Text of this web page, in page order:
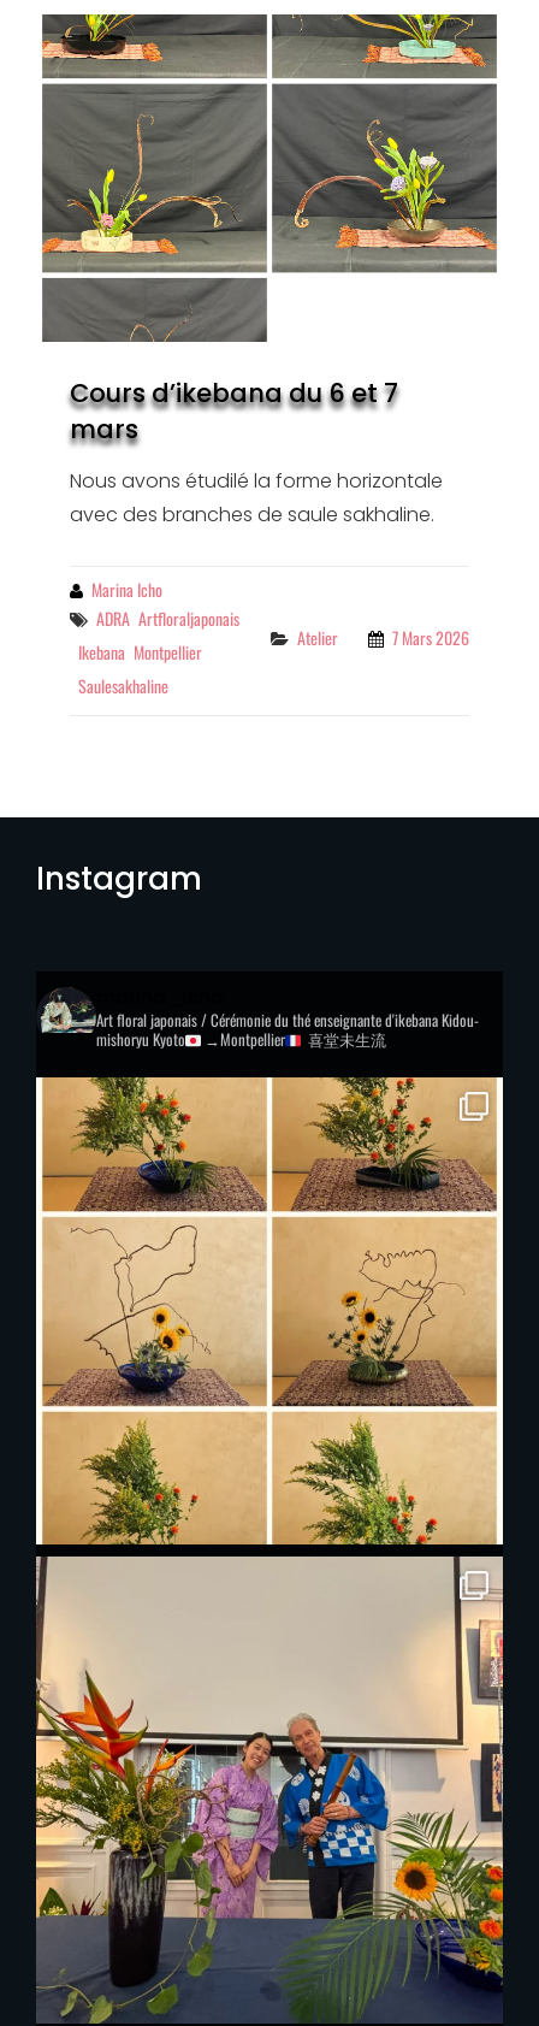
Cours d’ikebana du 6 et 7
mars
Nous avons étudilé la forme horizontale
avec des branches de saule sakhaline.
By Marina Icho
Tags
ADRA Artfloraljaponais
Ikebana Montpellier
Saulesakhaline
Categories
Atelier 7 Mars 2026
Instagram
Art floral japonais / Cérémonie du théenseignante d'ikebana Kidou-
mishoryu Kyoto →Montpellier 喜堂未生流